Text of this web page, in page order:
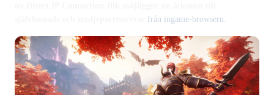
från ingame-browsern.